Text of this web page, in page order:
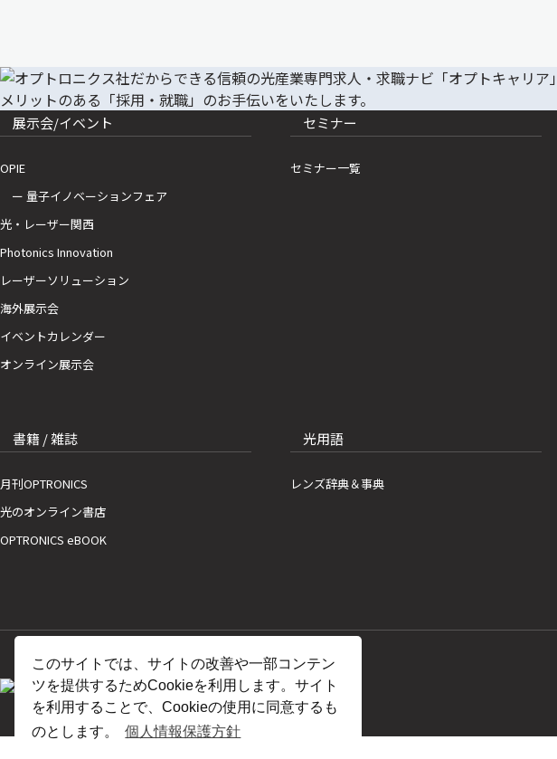
このサイトでは、サイトの改善や一部コンテン
ツを提供するためCookieを利用します。サイト
を利用することで、Cookieの使用に同意するも
のとします。
個人情報保護方針
展示会/イベント
OPIE
ー 量子イノベーションフェア
光・レーザー関西
Photonics Innovation
レーザーソリューション
海外展示会
イベントカレンダー
オンライン展示会
セミナー
セミナー一覧
書籍 / 雑誌
月刊OPTRONICS
光のオンライン書店
OPTRONICS eBOOK
光用語
レンズ辞典＆事典